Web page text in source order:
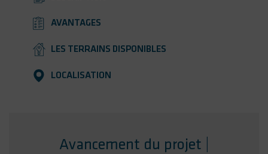
AVANTAGES
LES TERRAINS DISPONIBLES
LOCALISATION
Avancement du projet |